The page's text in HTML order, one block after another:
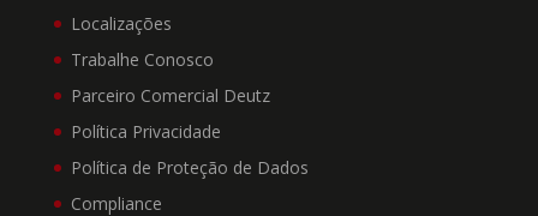
Localizações
Trabalhe Conosco
Parceiro Comercial Deutz
Política Privacidade
Política de Proteção de Dados
Compliance
não garante que a
utilização deste Site seja
isenta de interrupções,
erros ou falhas de
segurança, nem garante
que os defeitos sejam